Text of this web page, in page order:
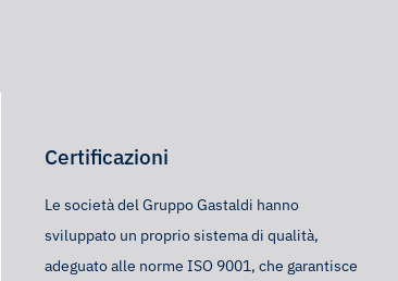
Certificazioni
Le società del Gruppo Gastaldi hanno
sviluppato un proprio sistema di qualità,
adeguato alle norme ISO 9001, che garantisce